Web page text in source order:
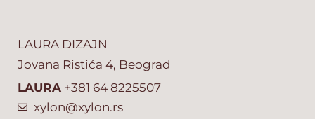
LAURA DIZAJN
Jovana Ristića 4, Beograd
LAURA +381 64 8225507
xylon@xylon.rs